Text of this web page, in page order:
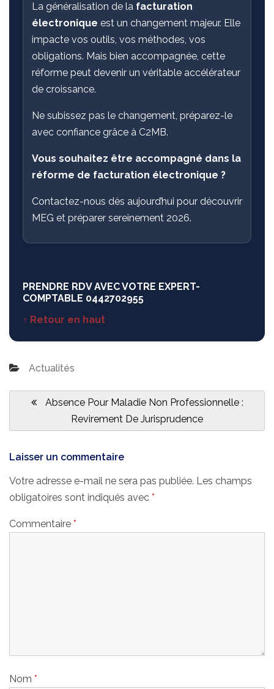
La généralisation de la facturation
électronique est un changement majeur. Elle
impacte vos outils, vos méthodes, vos
obligations. Mais bien accompagnée, cette
réforme peut devenir un véritable accélérateur
de croissance.
Ne subissez pas le changement, préparez-le
avec confiance grâce à C2MB.
Vous souhaitez être accompagné dans la
réforme de facturation électronique ?
Contactez-nous dès aujourd’hui pour découvrir
MEG et préparer sereinement 2026.
PRENDRE RDV AVEC VOTRE EXPERT-
COMPTABLE 0442702955
↑ Retour en haut
Actualités
Previous
Absence Pour Maladie Non Professionnelle :
Revirement De Jurisprudence
Laisser un commentaire
Votre adresse e-mail ne sera pas publiée. Les champs
obligatoires sont indiqués avec *
Commentaire *
Nom *